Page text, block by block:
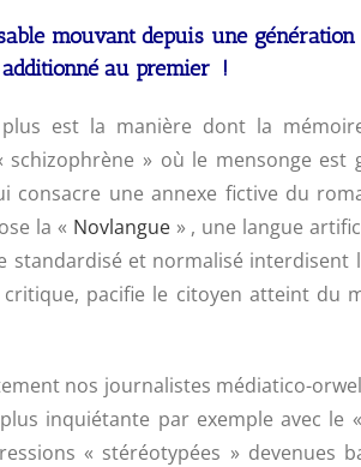
mouvant depuis une génération
additionné au premier !
est la manière dont la
» où le mensonge est
consacre une annexe fictive du
la « Novlangue» , une langue
standardisé et normalisé interdisent
pacifie le citoyen atteint du
nos journalistes médiatico-
inquiétante par exemple avec le
« stéréotypées » devenues